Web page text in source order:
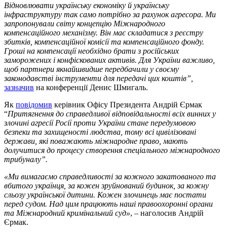
Відновлювати українську економіку й українську
інфраструктуру так само потрібно за рахунок агресора. Ми
запропонували світу концепцію Міжнародного
компенсаційного механізму. Він має складатися з реєстру
збитків, компенсаційної комісії та компенсаційного фонду.
Гроші на компенсації необхідно брати з російських
заморожених і конфіскованих активів. Для України важливо,
щоб партнери якнайшвидше передбачили у своєму
законодавстві інструменти для передачі цих коштів”,
зазначив на конференції Денис Шмигаль.
Як повідомив керівник Офісу Президента Андрій Єрмак
“Притягнення до справедливої відповідальності всіх винних у
злочині агресії Росії проти України стане передумовою
безпеки та захищеності людства, тому всі цивілізовані
держави, які поважають міжнародне право, мають
долучитися до процесу створення спеціального міжнародного
трибуналу”.
«Ми вимагаємо справедливості за кожного закатованого та
вбитого українця, за кожен зруйнований будинок, за кожну
сльозу української дитини. Кожен злочинець має постати
перед судом. Над цим працюють наші правоохоронні органи
та Міжнародний кримінальний суд», – наголосив Андрій
Єрмак.